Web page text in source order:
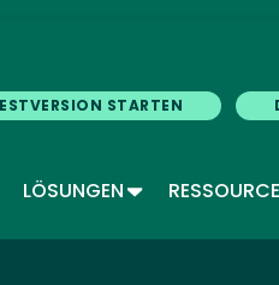
STARTEN
DROPDOWN
LÖSUNGENTOGGLE